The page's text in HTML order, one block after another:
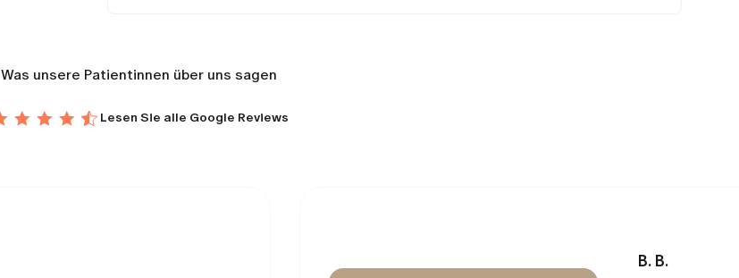
Was unsere Patientinnen über uns sagen
Lesen Sie alle Google Reviews
B. B.